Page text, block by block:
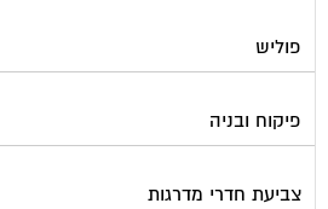
פוליש
פיקוח ובניה
צביעת חדרי מדרגות